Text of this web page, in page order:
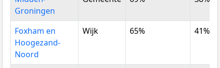
Groningen
Foxham en
Hoogezand-
Noord
Wijk 65% 41%